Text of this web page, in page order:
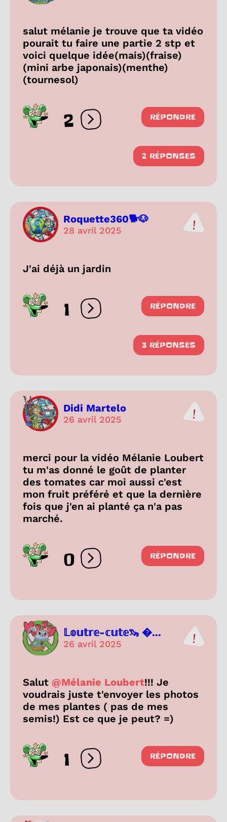
salut mélanie je trouve que ta vidéo
pourait tu faire une partie 2 stp et
voici quelque idée(mais)(fraise)
(mini arbe japonais)(menthe)
(tournesol)
2 Ouvrir les réactions
RÉPONDRE
2 RÉPONSES
Roquette360🐕🐶
28 avril 2025
J'ai déjà un jardin
1 Ouvrir les réactions
RÉPONDRE
3 RÉPONSES
Didi Martelo
26 avril 2025
merci pour la vidéo Mélanie Loubert
tu m'as donné le goût de planter
des tomates car moi aussi c'est
mon fruit préféré et que la dernière
fois que j'en ai planté ça n'a pas
marché.
0 Ouvrir les réactions
RÉPONDRE
𝕃𝕠𝕦𝕥𝕣𝕖-𝕔𝕦𝕥𝕖🦦 ...
26 avril 2025
Salut @Mélanie Loubert!!! Je
voudrais juste t'envoyer les photos
de mes plantes ( pas de mes
semis!) Est ce que je peut? =)
1 Ouvrir les réactions
RÉPONDRE